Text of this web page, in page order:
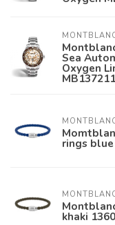
Sea
Oxygen
MB137211
rings
khaki